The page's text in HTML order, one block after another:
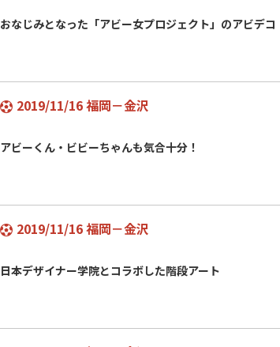
おなじみとなった「アビー女プロジェクト」のアビデコ
2019/11/16 福岡－金沢
アビーくん・ビビーちゃんも気合十分！
2019/11/16 福岡－金沢
日本デザイナー学院とコラボした階段アート